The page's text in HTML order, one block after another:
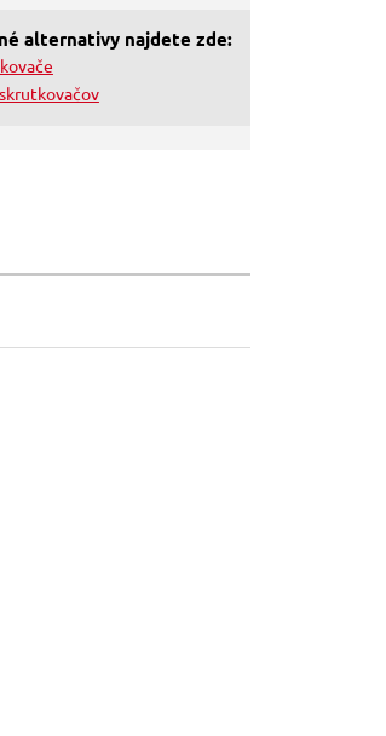
alternativy najdete zde: